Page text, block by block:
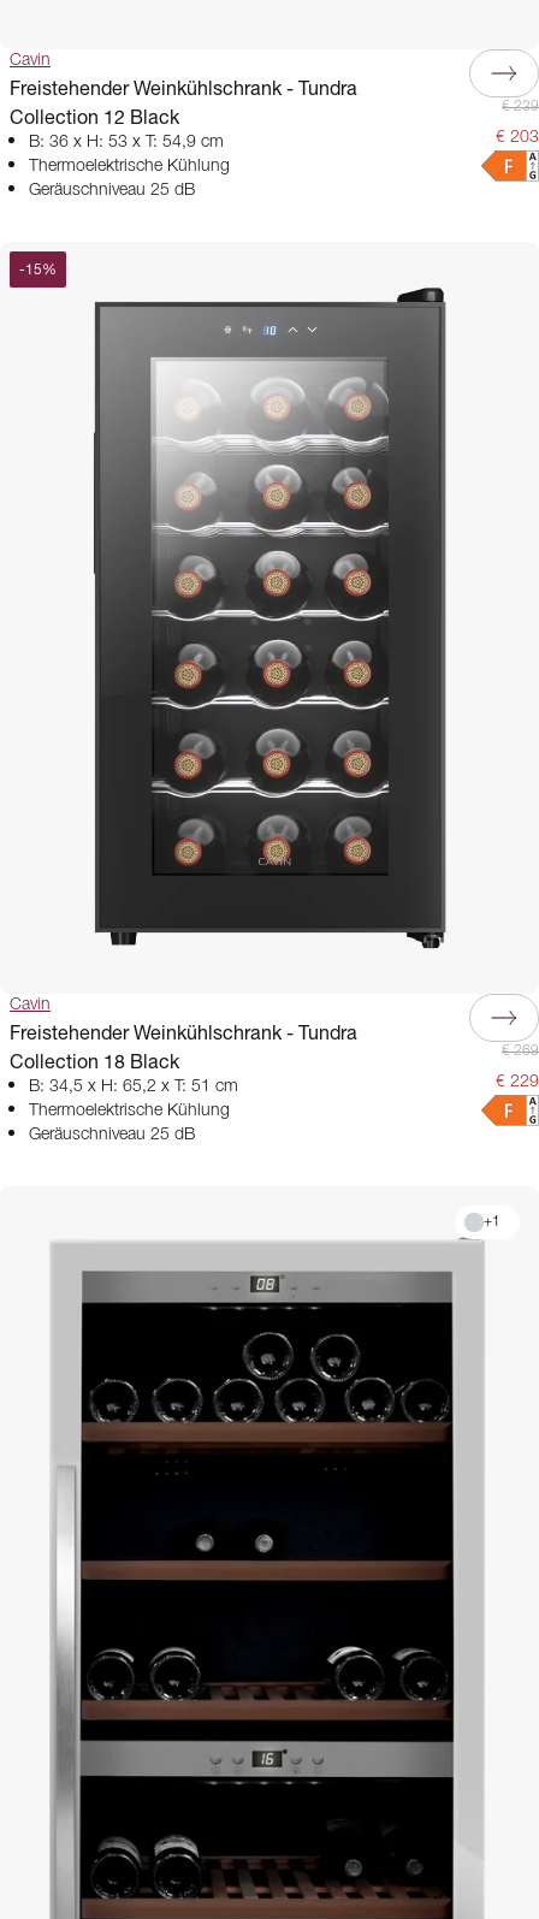
Cavin
Freistehender Weinkühlschrank - Tundra
Collection 12 Black
B: 36 x H: 53 x T: 54,9 cm
Thermoelektrische Kühlung
Geräuschniveau 25 dB
€ 239
€ 203
-15%
Cavin
Freistehender Weinkühlschrank - Tundra
Collection 18 Black
B: 34,5 x H: 65,2 x T: 51 cm
Thermoelektrische Kühlung
Geräuschniveau 25 dB
€ 269
€ 229
+1